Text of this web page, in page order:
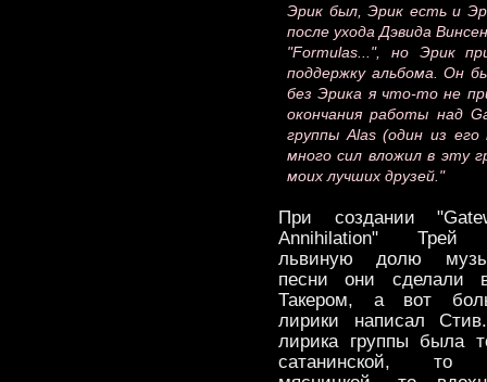
Эрик был, Эрик есть и
после ухода Дэвида
"Formulas...", но Эрик
поддержку альбома. Он
без Эрика я что-то не
окончания работы над
группы Alas (один из
много сил вложил в эту
моих лучших друзей."
При создании
Annihilation" Трей
львиную долю
песни они сделали
Такером, а вот
лирики написал
лирика группы была
сатанинской, то